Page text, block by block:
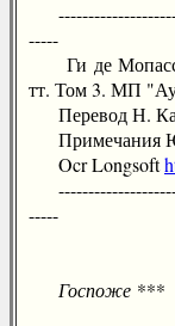
-----
Ги де
тт. Том 3. МП
Перевод Н.
Примечания
Ocr Longsoft
-----
Госпоже ***